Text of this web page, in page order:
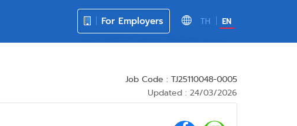
TH EN
For Employers
Job Code : TJ25110048-0005
Updated : 24/03/2026